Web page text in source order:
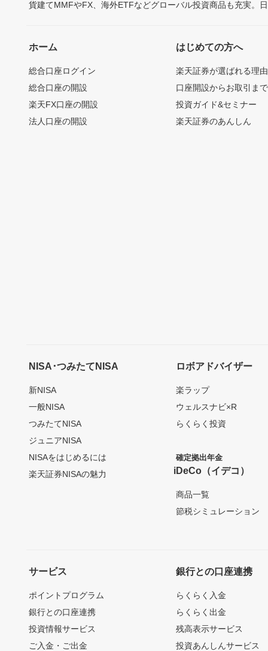
貨建てMMFやFX、海外ETFなどグローバル投資商品も充実。
ホーム
総合口座ログイン
総合口座の開設
楽天FX口座の開設
法人口座の開設
はじめての方へ
楽天証券が選ばれる理由
口座開設からお取引ま
投資ガイド&セミナー
楽天証券のあんしん
NISA･つみたてNISA
新NISA
一般NISA
つみたてNISA
ジュニアNISA
NISAをはじめるには
楽天証券NISAの魅力
ロボアドバイザー
楽ラップ
ウェルスナビ×R
らくらく投資
確定拠出年金
iDeCo（イデコ）
商品一覧
節税シミュレーション
サービス
ポイントプログラム
銀行との口座連携
投資情報サービス
ご入金・ご出金
銀行との口座連携
らくらく入金
らくらく出金
残高表示サービス
投資あんしんサービス